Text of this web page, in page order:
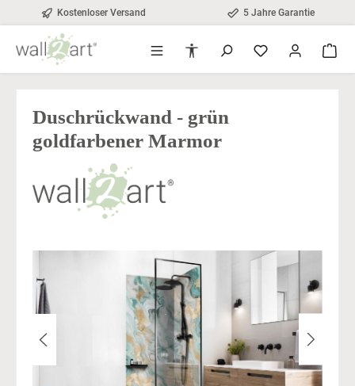
springenKostenloser Versand 5 Jahre Garantie
Werkzeugleiste anzeigen
Duschrückwand - grün
goldfarbener Marmor
Bildergalerie überspringen